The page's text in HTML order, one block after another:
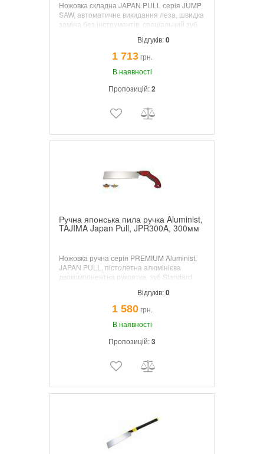
Ножовка складна JAPAN PULL серія JUMP
SAW, автоматичне викидання леза, швидка
заміна без інструментів, спеціальний зуб
еластомер, лезо 240 ммВідгуків:0
1 713грн.
В наявності
Пропозицій:2
Ручна японська пила ручка Aluminist,
TAJIMA Japan Pull, JPR300A, 300мм
Ножовка ручна серія PREMIUM Aluminist,
JAPAN PULL, пістолетна алюмінієва
двокомпонентна рукоятка, зуб Standard
Відгуків:0
1 580грн.
В наявності
Пропозицій:3